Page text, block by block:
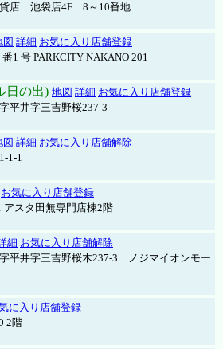
貨店 池袋店4F 8～10番地
図 詳細 お気に入り店舗登録
1 号 PARKCITY NAKANO 201
日の出) 地図 詳細 お気に入り店舗登録
平井字三吉野桜237-3
図 詳細 お気に入り店舗解除
1-1
お気に入り店舗登録
アスタ田無専門店棟2階
細 お気に入り店舗解除
平井字三吉野桜木237-3 ノジマイオンモー
に入り店舗登録
2階